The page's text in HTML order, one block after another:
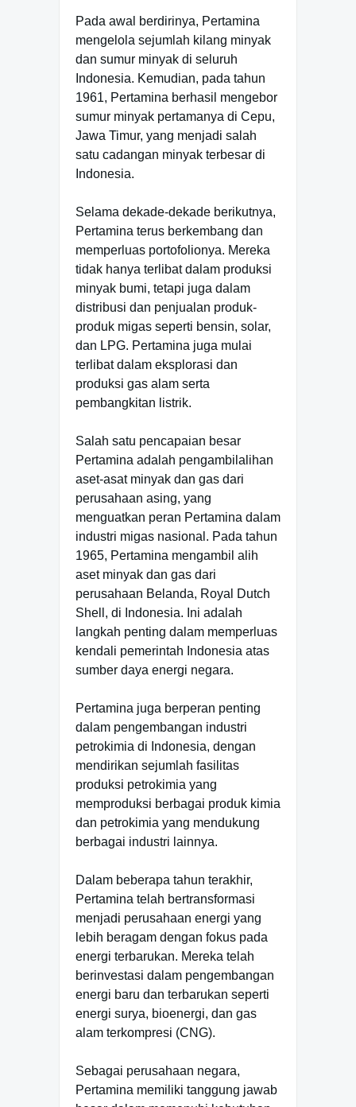
Pada awal berdirinya, Pertamina
mengelola sejumlah kilang minyak
dan sumur minyak di seluruh
Indonesia. Kemudian, pada tahun
1961, Pertamina berhasil mengebor
sumur minyak pertamanya di Cepu,
Jawa Timur, yang menjadi salah
satu cadangan minyak terbesar di
Indonesia.
Selama dekade-dekade berikutnya,
Pertamina terus berkembang dan
memperluas portofolionya. Mereka
tidak hanya terlibat dalam produksi
minyak bumi, tetapi juga dalam
distribusi dan penjualan produk-
produk migas seperti bensin, solar,
dan LPG. Pertamina juga mulai
terlibat dalam eksplorasi dan
produksi gas alam serta
pembangkitan listrik.
Salah satu pencapaian besar
Pertamina adalah pengambilalihan
aset-asat minyak dan gas dari
perusahaan asing, yang
menguatkan peran Pertamina dalam
industri migas nasional. Pada tahun
1965, Pertamina mengambil alih
aset minyak dan gas dari
perusahaan Belanda, Royal Dutch
Shell, di Indonesia. Ini adalah
langkah penting dalam memperluas
kendali pemerintah Indonesia atas
sumber daya energi negara.
Pertamina juga berperan penting
dalam pengembangan industri
petrokimia di Indonesia, dengan
mendirikan sejumlah fasilitas
produksi petrokimia yang
memproduksi berbagai produk kimia
dan petrokimia yang mendukung
berbagai industri lainnya.
Dalam beberapa tahun terakhir,
Pertamina telah bertransformasi
menjadi perusahaan energi yang
lebih beragam dengan fokus pada
energi terbarukan. Mereka telah
berinvestasi dalam pengembangan
energi baru dan terbarukan seperti
energi surya, bioenergi, dan gas
alam terkompresi (CNG).
Sebagai perusahaan negara,
Pertamina memiliki tanggung jawab